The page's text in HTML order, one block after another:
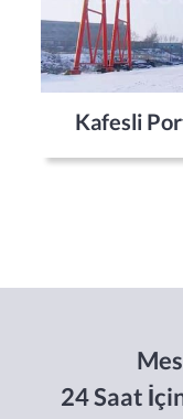
Kafesli
24 Saat